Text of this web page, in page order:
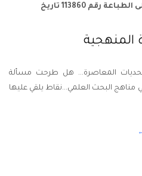
موافقة وزارة الاعلام السورية على الطباعة رقم 113860 تاريخ
المنهجية
المعاصرة... هل طرحت مسألة
البحث العلمي...نقاط يلقي عليها